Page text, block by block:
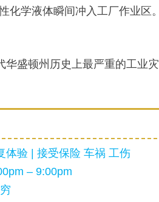
化学液体瞬间冲入工厂作业区
盛顿州历史上最严重的工业
体验 | 接受保险 车祸 工伤
– 9:00pm